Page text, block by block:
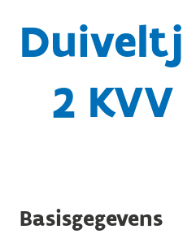
2
Basisgegevens